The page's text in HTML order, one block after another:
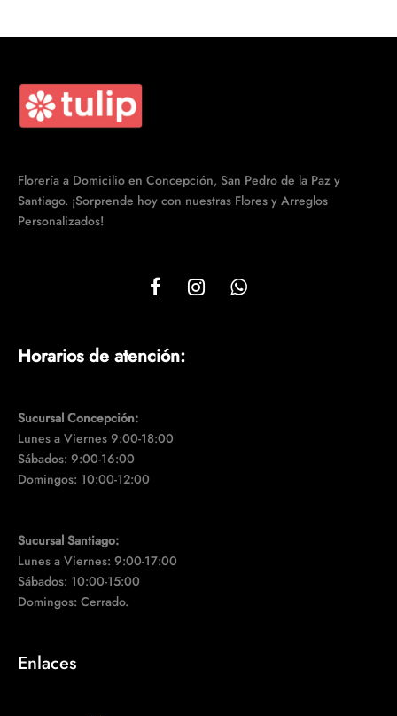
Florería a Domicilio en Concepción, San Pedro de la Paz y
Santiago. ¡Sorprende hoy con nuestras Flores y Arreglos
Personalizados!
Horarios de atención:
Sucursal Concepción:
Lunes a Viernes 9:00-18:00
Sábados: 9:00-16:00
Domingos: 10:00-12:00
Sucursal Santiago:
Lunes a Viernes: 9:00-17:00
Sábados: 10:00-15:00
Domingos: Cerrado.
Enlaces